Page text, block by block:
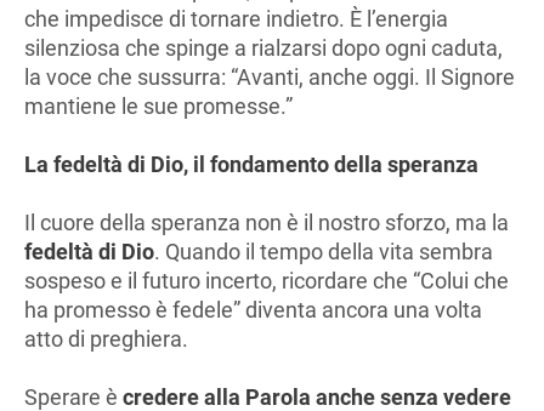
che impedisce di tornare indietro. È l’energia
silenziosa che spinge a rialzarsi dopo ogni caduta,
la voce che sussurra: “Avanti, anche oggi. Il Signore
mantiene le sue promesse.”
La fedeltà di Dio, il fondamento della speranza
Il cuore della speranza non è il nostro sforzo, ma la
fedeltà di Dio. Quando il tempo della vita sembra
sospeso e il futuro incerto, ricordare che “Colui che
ha promesso è fedele” diventa ancora una volta
atto di preghiera.
Sperare è credere alla Parola anche senza vedere